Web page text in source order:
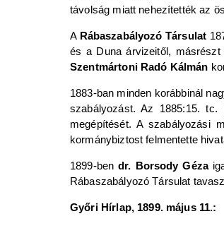
távolság miatt nehezítették az
A Rábaszabályozó Társulat
és a Duna árvizeitől,
Szentmártoni Radó Kálmán
1883-ban minden korábbinál
szabályozást. Az 1885:15.
megépítését. A szabályozási
kormánybiztost felmentette
1899-bendr. Borsody Géza
Rábaszabályozó Társulat
Győri Hírlap, 1899. május 11.: